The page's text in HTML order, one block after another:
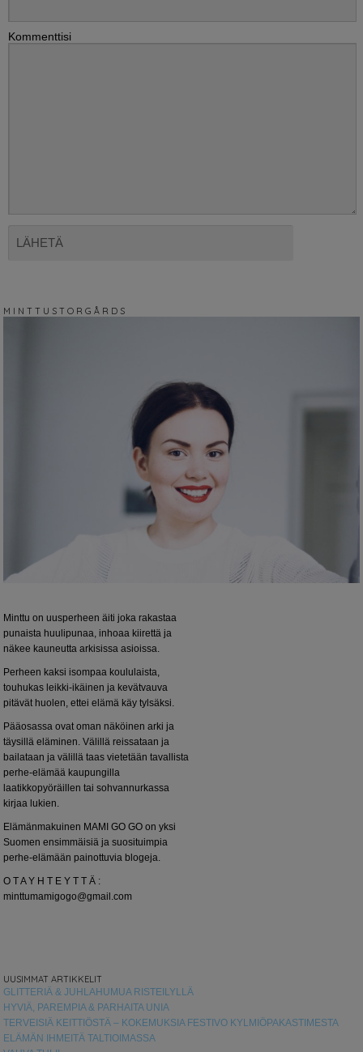
Kommenttisi
M I N T T U S T O R G Å R D S
Minttu on uusperheen äiti joka rakastaa
punaista huulipunaa, inhoaa kiirettä ja
näkee kauneutta arkisissa asioissa.
Perheen kaksi isompaa koululaista,
touhukas leikki-ikäinen ja kevätvauva
pitävät huolen, ettei elämä käy tylsäksi.
Pääosassa ovat oman näköinen arki ja
täysillä eläminen. Välillä reissataan ja
bailataan ja välillä taas vietetään tavallista
perhe-elämää kaupungilla
laatikkopyöräillen tai sohvannurkassa
kirjaa lukien.
Elämänmakuinen MAMI GO GO on yksi
Suomen ensimmäisiä ja suosituimpia
perhe-elämään painottuvia blogeja.
O T A Y H T E Y T T Ä :
minttumamigogo@gmail.com
UUSIMMAT ARTIKKELIT
GLITTERIÄ & JUHLAHUMUA RISTEILYLLÄ
HYVIÄ, PAREMPIA & PARHAITA UNIA
TERVEISIÄ KEITTIÖSTÄ – KOKEMUKSIA FESTIVO KYLMIÖPAKASTIMESTA
ELÄMÄN IHMEITÄ TALTIOIMASSA